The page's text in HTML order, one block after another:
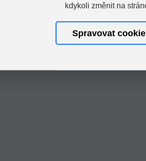
kdykoli změnit na
Spravovat